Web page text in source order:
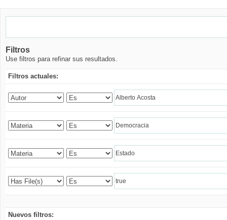
Filtros
Use filtros para refinar sus resultados.
Filtros actuales:
Nuevos filtros: